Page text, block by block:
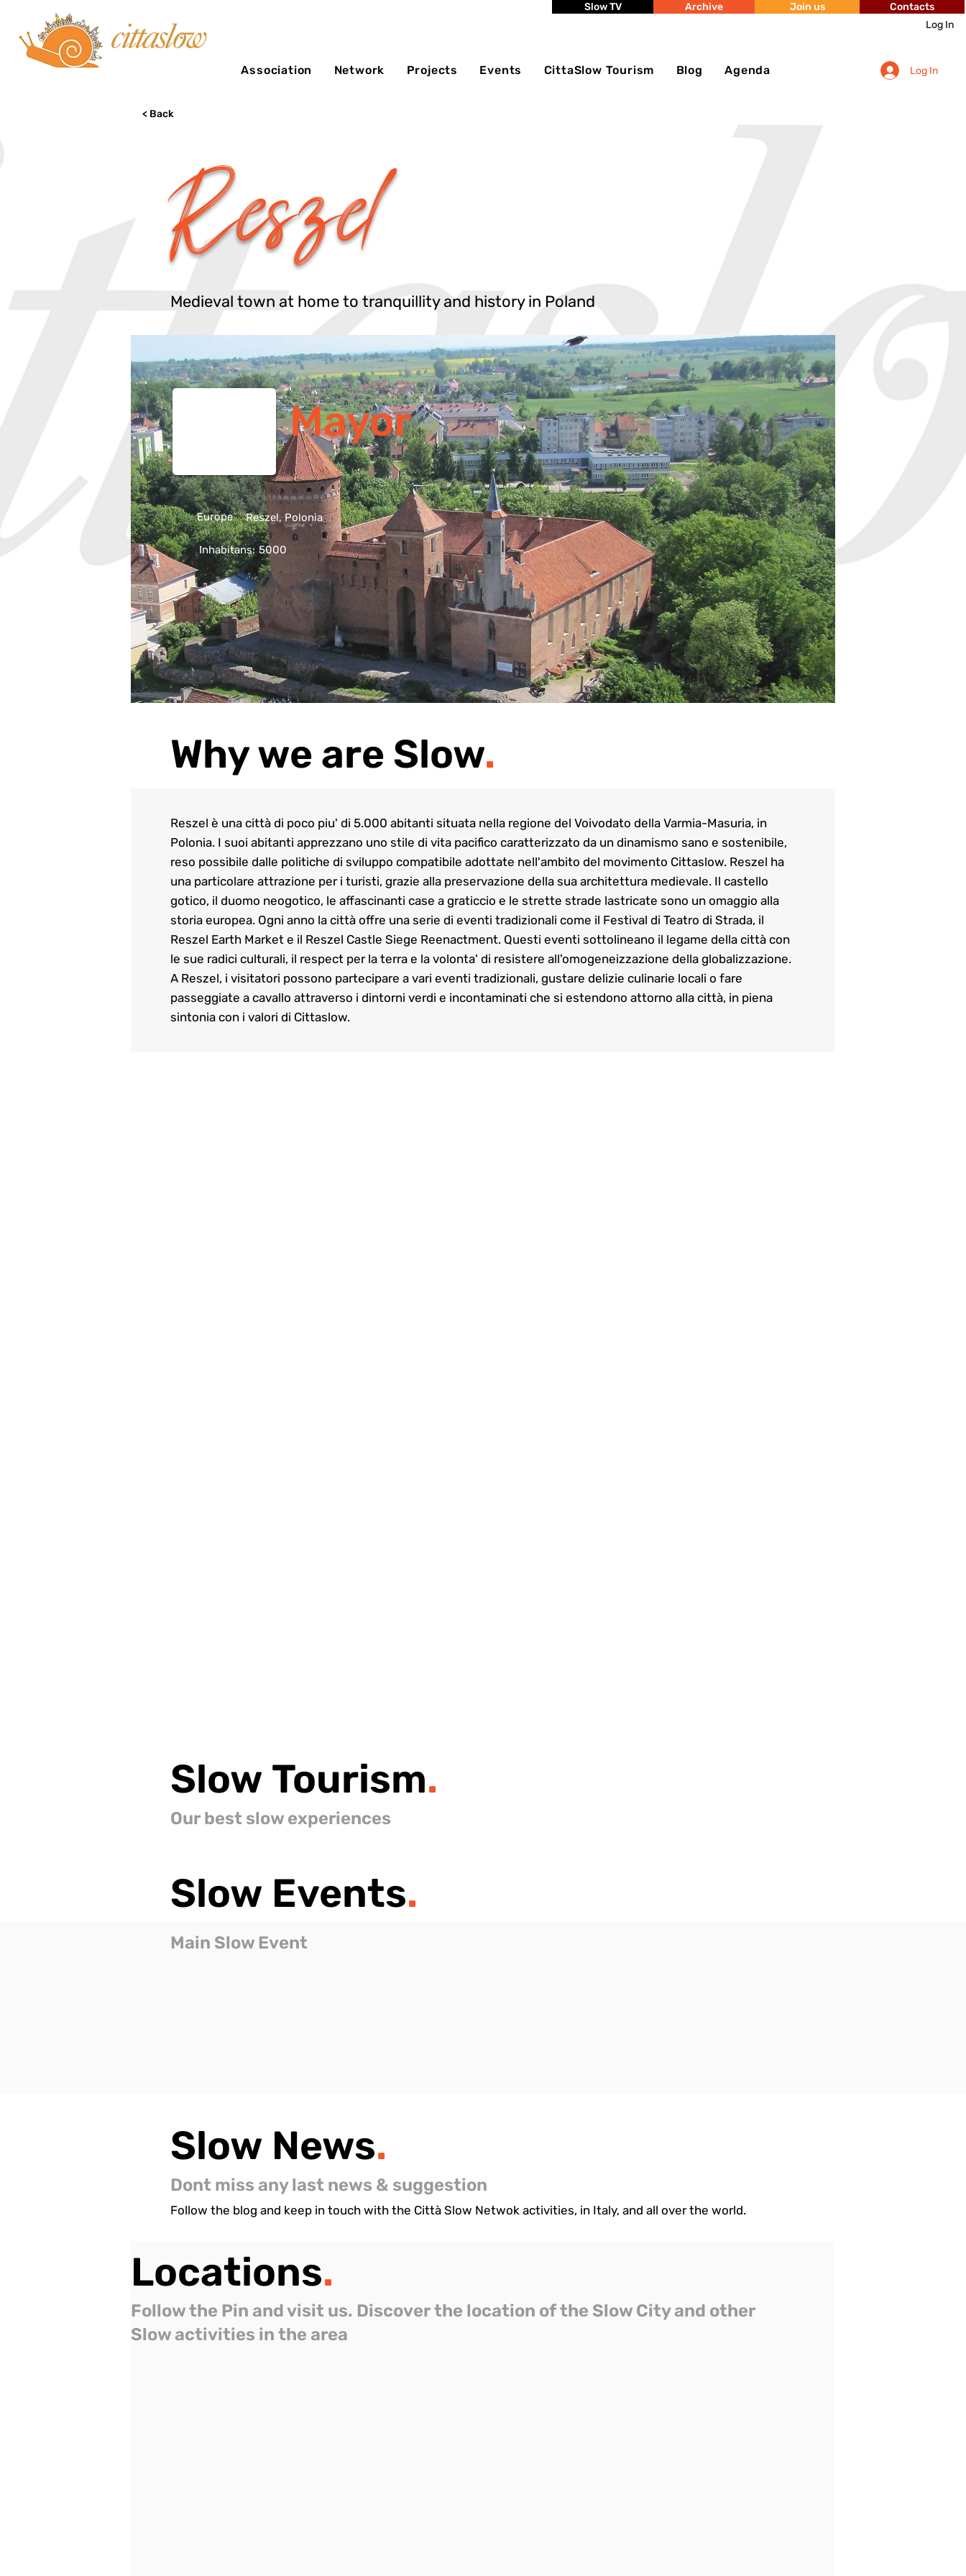
Log In
Slow TV Archive Join us Contacts
Association Network Projects Events CittaSlow Tourism Blog Agenda Log In
< Back
Reszel
Medieval town at home to tranquillity and history in Poland
Mayor
Europe Reszel, Polonia
Inhabitans: 5000
Why we are Slow.
Reszel è una città di poco piu' di 5.000 abitanti situata nella regione del Voivodato della Varmia-Masuria, in
Polonia. I suoi abitanti apprezzano uno stile di vita pacifico caratterizzato da un dinamismo sano e sostenibile,
reso possibile dalle politiche di sviluppo compatibile adottate nell'ambito del movimento Cittaslow. Reszel ha
una particolare attrazione per i turisti, grazie alla preservazione della sua architettura medievale. Il castello
gotico, il duomo neogotico, le affascinanti case a graticcio e le strette strade lastricate sono un omaggio alla
storia europea. Ogni anno la città offre una serie di eventi tradizionali come il Festival di Teatro di Strada, il
Reszel Earth Market e il Reszel Castle Siege Reenactment. Questi eventi sottolineano il legame della città con
le sue radici culturali, il respect per la terra e la volonta' di resistere all'omogeneizzazione della globalizzazione.
A Reszel, i visitatori possono partecipare a vari eventi tradizionali, gustare delizie culinarie locali o fare
passeggiate a cavallo attraverso i dintorni verdi e incontaminati che si estendono attorno alla città, in piena
sintonia con i valori di Cittaslow.
Slow Tourism.
Our best slow experiences
Slow Events.
Main Slow Event
Slow News.
Dont miss any last news & suggestion
Follow the blog and keep in touch with the Città Slow Netwok activities, in Italy, and all over the world.
Locations.
Follow the Pin and visit us. Discover the location of the Slow City and other
Slow activities in the area